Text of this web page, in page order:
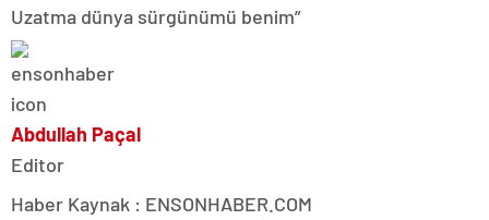
Uzatma dünya sürgünümü benim”
Abdullah Paçal
Editor
Haber Kaynak : ENSONHABER.COM